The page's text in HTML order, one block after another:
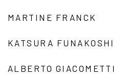
MARTINE FRANCK
KATSURA FUNAKOSHI
ALBERTO GIACOMETTI